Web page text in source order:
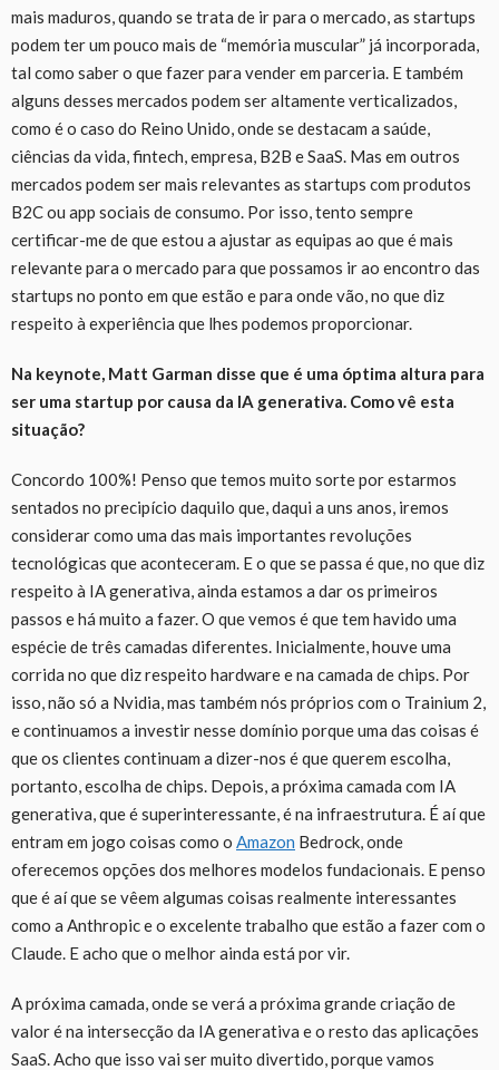
mais maduros, quando se trata de ir para o mercado, as startups
podem ter um pouco mais de “memória muscular” já incorporada,
tal como saber o que fazer para vender em parceria. E também
alguns desses mercados podem ser altamente verticalizados,
como é o caso do Reino Unido, onde se destacam a saúde,
ciências da vida, fintech, empresa, B2B e SaaS. Mas em outros
mercados podem ser mais relevantes as startups com produtos
B2C ou app sociais de consumo. Por isso, tento sempre
certificar-me de que estou a ajustar as equipas ao que é mais
relevante para o mercado para que possamos ir ao encontro das
startups no ponto em que estão e para onde vão, no que diz
respeito à experiência que lhes podemos proporcionar.
Na keynote, Matt Garman disse que é uma óptima altura para
ser uma startup por causa da IA generativa. Como vê esta
situação?
Concordo 100%! Penso que temos muito sorte por estarmos
sentados no precipício daquilo que, daqui a uns anos, iremos
considerar como uma das mais importantes revoluções
tecnológicas que aconteceram. E o que se passa é que, no que diz
respeito à IA generativa, ainda estamos a dar os primeiros
passos e há muito a fazer. O que vemos é que tem havido uma
espécie de três camadas diferentes. Inicialmente, houve uma
corrida no que diz respeito hardware e na camada de chips. Por
isso, não só a Nvidia, mas também nós próprios com o Trainium 2,
e continuamos a investir nesse domínio porque uma das coisas é
que os clientes continuam a dizer-nos é que querem escolha,
portanto, escolha de chips. Depois, a próxima camada com IA
generativa, que é superinteressante, é na infraestrutura. É aí que
entram em jogo coisas como o Amazon Bedrock, onde
oferecemos opções dos melhores modelos fundacionais. E penso
que é aí que se vêem algumas coisas realmente interessantes
como a Anthropic e o excelente trabalho que estão a fazer com o
Claude. E acho que o melhor ainda está por vir.
A próxima camada, onde se verá a próxima grande criação de
valor é na intersecção da IA generativa e o resto das aplicações
SaaS. Acho que isso vai ser muito divertido, porque vamos